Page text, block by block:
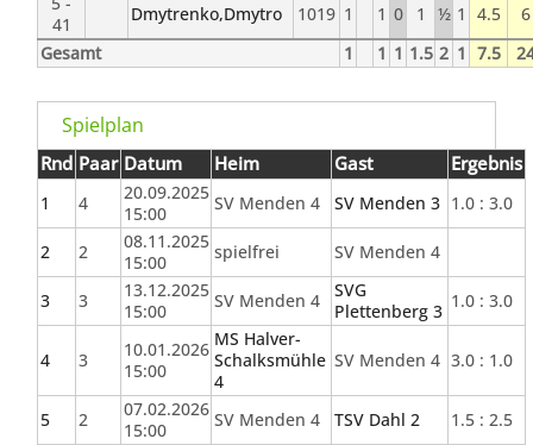
41
Dmytrenko,Dmytro 1019 1 1 0 1 ½ 1 4.5
6
Gesamt
1 1 1 1.5 2 1 7.5
Spielplan
Rnd Paar Datum Heim Gast Ergebnis
1 4
20.09.2025
15:00
SV Menden 4 SV Menden 3 1.0 : 3.0
2 2
08.11.2025
15:00
spielfrei SV Menden 4
3 3
13.12.2025
15:00
SV Menden 4
SVG
Plettenberg 3 1.0 : 3.0
4 3
10.01.2026
15:00
MS Halver-
Schalksmühle
4
SV Menden 4 3.0 : 1.0
5 2
07.02.2026
15:00
SV Menden 4 TSV Dahl 2 1.5 : 2.5